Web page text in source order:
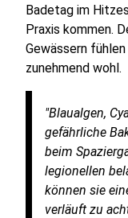
Badetag im
Praxis kommen.
Gewässern
zunehmend wohl.
"Blaualgen,
gefährliche
beim
legionellen
können sie
verläuft zu